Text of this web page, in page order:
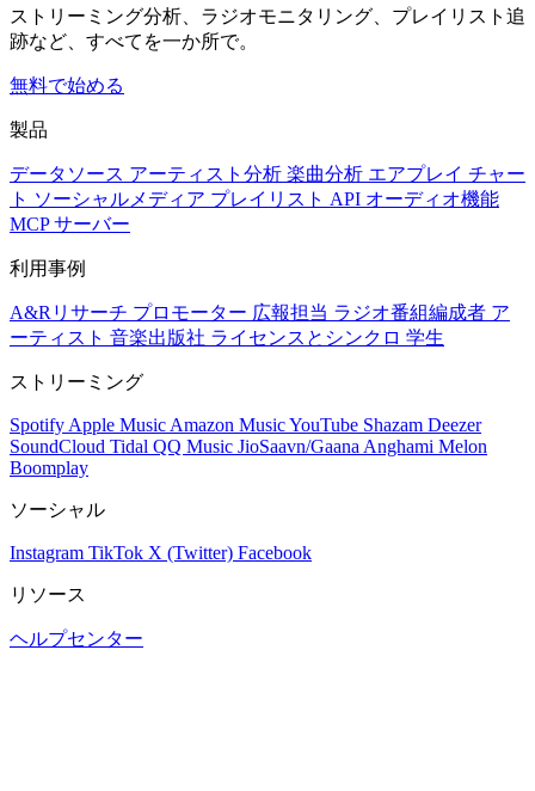
ストリーミング分析、ラジオモニタリング、プレイリスト追
跡など、すべてを一か所で。
無料で始める
製品
データソース アーティスト分析 楽曲分析 エアプレイ チャー
ト ソーシャルメディア プレイリスト API オーディオ機能
MCP サーバー
利用事例
A&Rリサーチ プロモーター 広報担当 ラジオ番組編成者 ア
ーティスト 音楽出版社 ライセンスとシンクロ 学生
ストリーミング
Spotify Apple Music Amazon MusicYouTube Shazam Deezer
SoundCloud Tidal QQ Music JioSaavn/Gaana Anghami Melon
Boomplay
ソーシャル
Instagram TikTok X (Twitter) Facebook
リソース
ヘルプセンター